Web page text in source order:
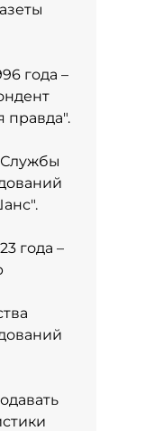
года –
правда".
Службы
года –